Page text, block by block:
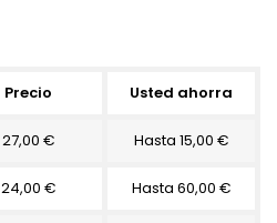
Precio Usted ahorra
27,00 € Hasta 15,00 €
24,00 € Hasta 60,00 €